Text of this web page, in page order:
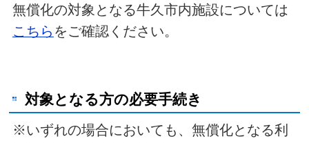
無償化の対象となる牛久市内施設については
こちら をご確認ください。
対象となる方の必要手続き
※いずれの場合においても、無償化となる利